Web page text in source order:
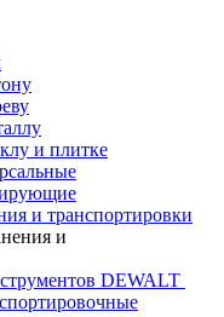
и плитке
и транспортировки
и
DEWALT